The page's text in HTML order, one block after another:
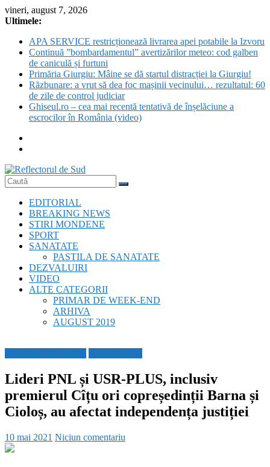
Skip
to
vineri, august 7, 2026
Ultimele:
APA SERVICE restricționează livrarea apei potabile la Izvoru
Continuă ”bombardamentul” avertizărilor meteo: cod galben
de caniculă și furtuni
Primăria Giurgiu: Mâine se dă startul distracției la Giurgiu!
Răzbunare: a vrut să dea foc mașinii vecinului… rezultatul: 60
de zile de control judiciar
Ghiseul.ro – cea mai recentă tentativă de înșelăciune a
escrocilor în România (video)
Reflectorul
Sud
EDITORIAL
BREAKING NEWS
STIRI MONDENE
SPORT
SANATATE
PASTILA DE SANATATE
DEZVALUIRI
VIDEO
ALTE CATEGORII
PRIMAR DE WEEK-END
ARHIVA
AUGUST 2019
Lideri PNL și USR-PLUS, inclusiv
premierul Cîțu ori copreședinții Barna și
Cioloș, au afectat independența justiției
10 mai 2021 Niciun comentariu